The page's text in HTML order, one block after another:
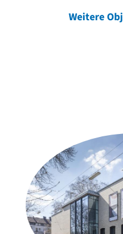
Weitere